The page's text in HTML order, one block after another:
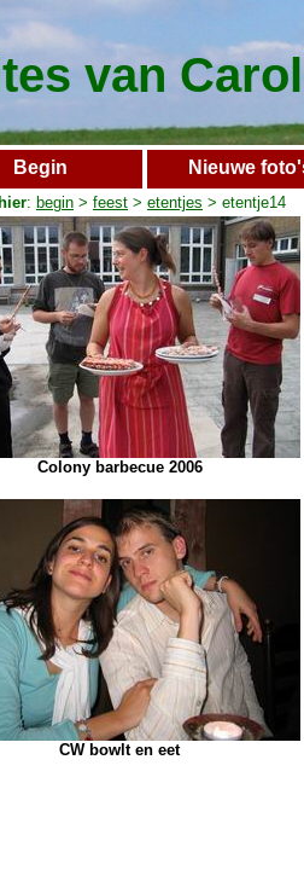
van
Begin Nieuwe
: begin > feest > etentjes > etentje14
Colony barbecue 2006
CW bowlt en eet